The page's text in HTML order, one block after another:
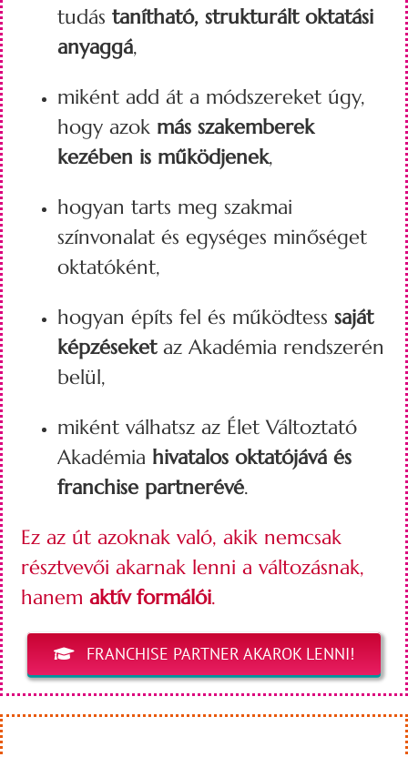
tudás tanítható, strukturált oktatási
anyaggá,
miként add át a módszereket úgy,
hogy azok más szakemberek
kezében is működjenek,
hogyan tarts meg szakmai
színvonalat és egységes minőséget
oktatóként,
hogyan építs fel és működtess saját
képzéseketaz Akadémia rendszerén
belül,
miként válhatsz az Élet Változtató
Akadémia hivatalos oktatójává és
franchise partnerévé.
Ez az út azoknak való, akik nemcsak
résztvevői akarnak lenni a változásnak,
hanem aktív formálói.
FRANCHISE PARTNER AKAROK LENNI!